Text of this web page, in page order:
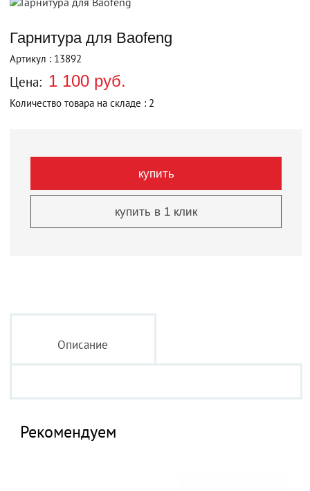
Гарнитура для Baofeng
Артикул : 13892
Цена: 1 100 руб.
Количество товара на складе : 2
купить
купить в 1 клик
Описание
Рекомендуем